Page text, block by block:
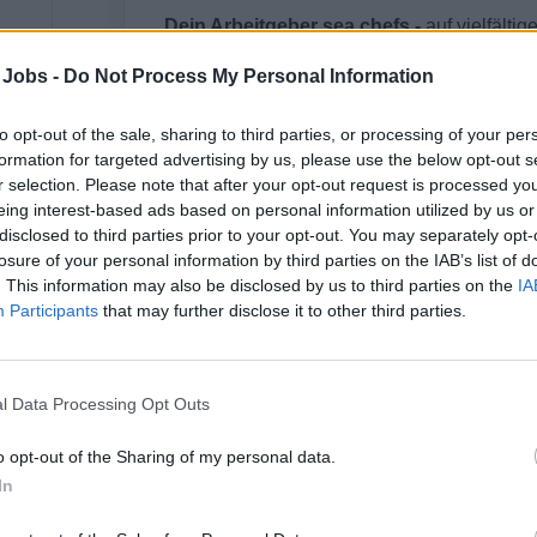
- Do Not Process My Personal Information
opt-out of the sale, sharing to third parties, or processing of your
for targeted advertising by us, please use the below opt-out
selection. Please note that after your opt-out request is processed
interest-based ads based on personal information utilized by us
to third parties prior to your opt-out. You may separately
of your personal information by third parties on the IAB’s list of
This information may also be disclosed by us to third parties on the
Participants that may further disclose it to other third parties.
Data Processing Opt Outs
opt-out of the Sharing of my personal data.
Dein Arbeitgeber sea chefs -auf
Expeditionsreisen, Luxusreisen oder
Hotel- und Crew-Management
einzigartige Karrieremöglichkeiten an
hin zum Luxussegment.
Entdecke mit uns die Welt und erlebe deine
Verantwortlich für Informationsgespräche
Gästen an Bord
Ausstellen individueller Menüs und Speise-